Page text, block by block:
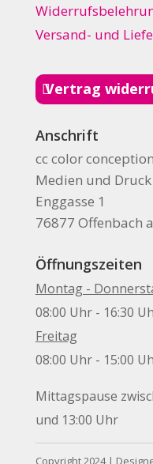
Versand- und
Vertrag
Anschrift
cc color conception
Medien und
Enggasse 1
76877 Offenbach
Öffnungszeiten
Montag -
08:00 Uhr - 16:30
Freitag
08:00 Uhr - 15:00
Mittagspause
und 13:00 Uhr
Copyright 2024 |